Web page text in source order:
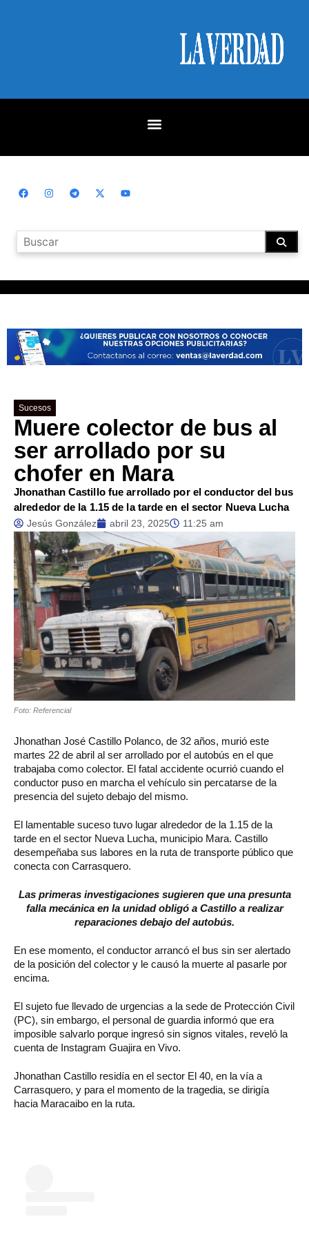
Sucesos
Muere colector de bus al
ser arrollado por su
chofer en Mara
Jhonathan Castillo fue arrollado por el conductor del bus
alrededor de la 1.15 de la tarde en el sector Nueva Lucha
Jesús González abril 23, 2025 11:25 am
Foto: Referencial
Jhonathan José Castillo Polanco, de 32 años, murió este
martes 22 de abril al ser arrollado por el autobús en el que
trabajaba como colector. El fatal accidente ocurrió cuando el
conductor puso en marcha el vehículo sin percatarse de la
presencia del sujeto debajo del mismo.
El lamentable suceso tuvo lugar alrededor de la 1.15 de la
tarde en el sector Nueva Lucha, municipio Mara. Castillo
desempeñaba sus labores en la ruta de transporte público que
conecta con Carrasquero.
Las primeras investigaciones sugieren que una presunta
falla mecánica en la unidad obligó a Castillo a realizar
reparaciones debajo del autobús.
En ese momento, el conductor arrancó el bus sin ser alertado
de la posición del colector y le causó la muerte al pasarle por
encima.
El sujeto fue llevado de urgencias a la sede de Protección Civil
(PC), sin embargo, el personal de guardia informó que era
imposible salvarlo porque ingresó sin signos vitales, reveló la
cuenta de Instagram Guajira en Vivo.
Jhonathan Castillo residía en el sector El 40, en la vía a
Carrasquero, y para el momento de la tragedia, se dirigía
hacia Maracaibo en la ruta.